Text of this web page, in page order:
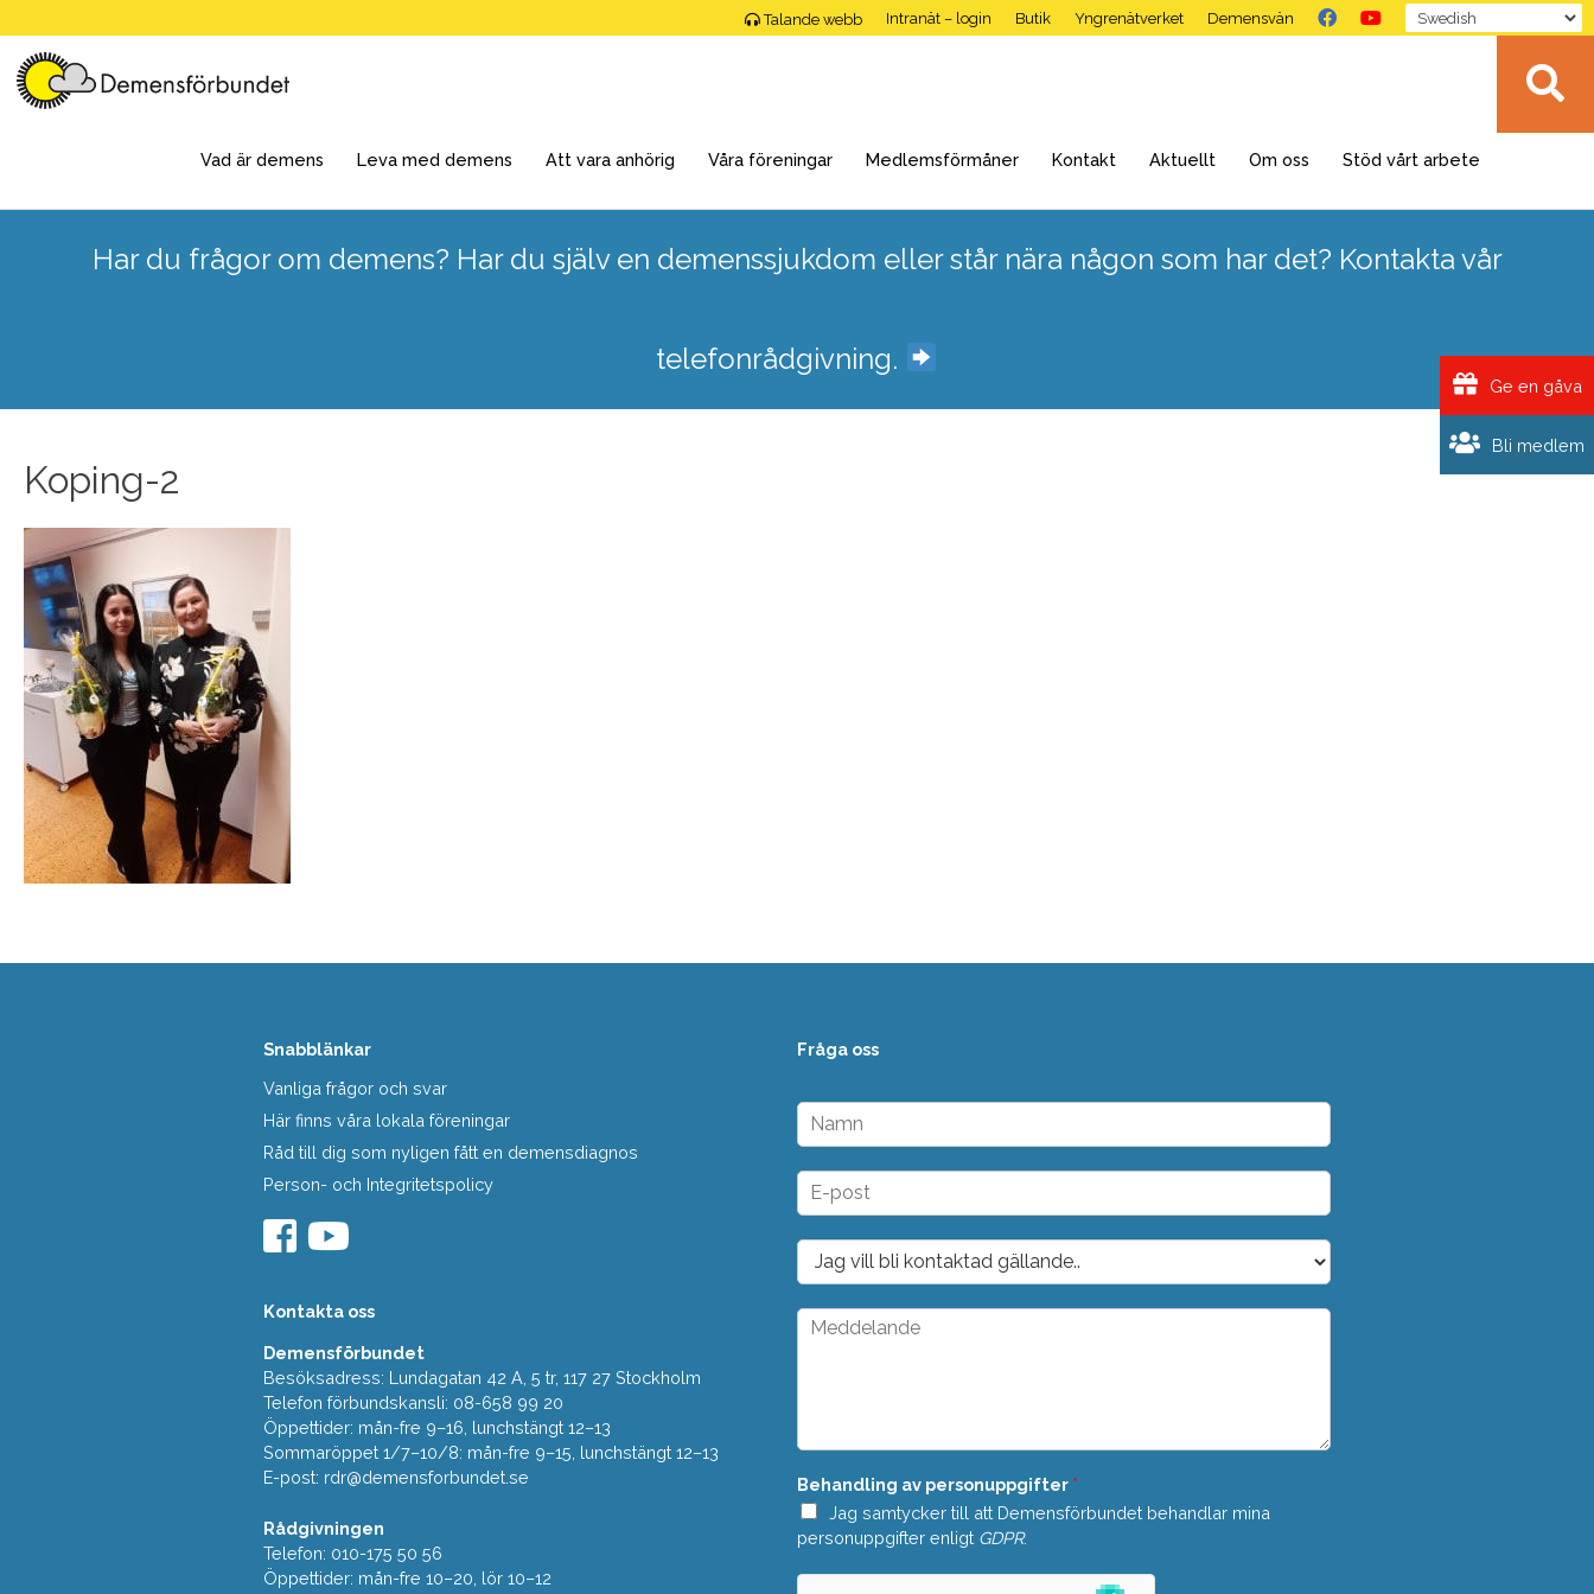
to
content
Talande webb Intranät – login Butik Yngrenätverket Demensvän
Vad är demens Leva med demens Att vara anhörig Våra föreningar Medlemsförmåner Kontakt Aktuellt Om oss Stöd vårt arbete
Har du frågor om demens? Har du själv en demenssjukdom eller står nära någon som har det? Kontakta vår
telefonrådgivning.
Koping-2
Snabblänkar
Vanliga frågor och svar
Här finns våra lokala föreningar
Råd till dig som nyligen fått en demensdiagnos
Person- och Integritetspolicy
Kontakta oss
Demensförbundet
Besöksadress: Lundagatan 42 A, 5 tr, 117 27 Stockholm
Telefon förbundskansli: 08-658 99 20
Öppettider: mån-fre 9–16, lunchstängt 12–13
Sommaröppet 1/7–10/8: mån-fre 9–15, lunchstängt 12–13
E-post: rdr@demensforbundet.se
Rådgivningen
Telefon: 010-175 50 56
Öppettider: mån-fre 10–20, lör 10–12
Fråga oss
N
m
n
E
p
o
t
*
D
o
p
M
a
d
e
*
Behandling av personuppgifter *
Jag samtycker till att Demensförbundet behandlar mina
personuppgifter enligt GDPR.
Bli medlem
Ge en gåva